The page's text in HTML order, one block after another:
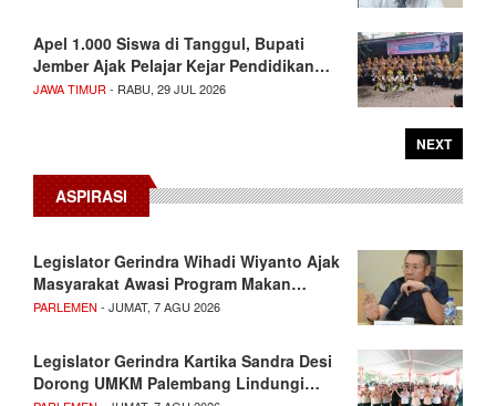
Apel 1.000 Siswa di Tanggul, Bupati
Jember Ajak Pelajar Kejar Pendidikan…
JAWA TIMUR - RABU, 29 JUL 2026
NEXT
ASPIRASI
Legislator Gerindra Wihadi Wiyanto Ajak
Masyarakat Awasi Program Makan…
PARLEMEN - JUMAT, 7 AGU 2026
Legislator Gerindra Kartika Sandra Desi
Dorong UMKM Palembang Lindungi…